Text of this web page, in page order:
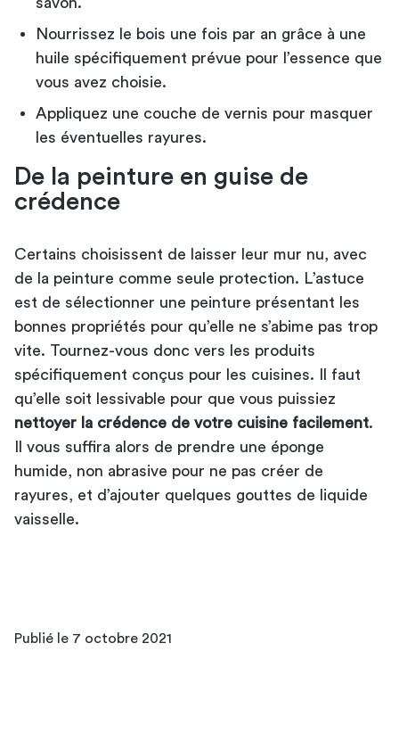
Nourrissez le bois une fois par an grâce à une
huile spécifiquement prévue pour l’essence que
vous avez choisie.
Appliquez une couche de vernis pour masquer
les éventuelles rayures.
De la peinture en guise de
crédence
Certains choisissent de laisser leur mur nu, avec
de la peinture comme seule protection. L’astuce
est de sélectionner une peinture présentant les
bonnes propriétés pour qu’elle ne s’abime pas trop
vite. Tournez-vous donc vers les produits
spécifiquement conçus pour les cuisines. Il faut
qu’elle soit lessivable pour que vous puissiez
nettoyer la crédence de votre cuisine facilement.
Il vous suffira alors de prendre une éponge
humide, non abrasive pour ne pas créer de
rayures, et d’ajouter quelques gouttes de liquide
vaisselle.
Publié le 7 octobre 2021